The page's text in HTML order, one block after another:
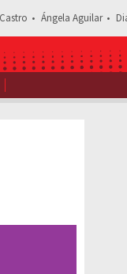
Ángela Aguilar
esta noticia